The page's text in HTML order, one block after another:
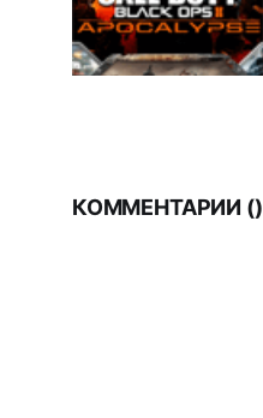
КОММЕНТАРИИ ()